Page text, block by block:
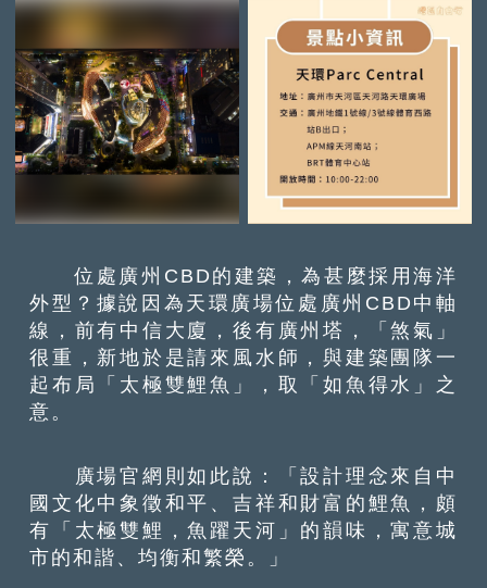
位處廣州CBD的建築，為甚麼採用海洋
外型？據說因為天環廣場位處廣州CBD中軸
線，前有中信大廈，後有廣州塔，「煞氣」
很重，新地於是請來風水師，與建築團隊一
起布局「太極雙鯉魚」，取「如魚得水」之
意。
廣場官網則如此說：「設計理念來自中
國文化中象徵和平、吉祥和財富的鯉魚，頗
有「太極雙鯉，魚躍天河」的韻味，寓意城
市的和諧、均衡和繁榮。」